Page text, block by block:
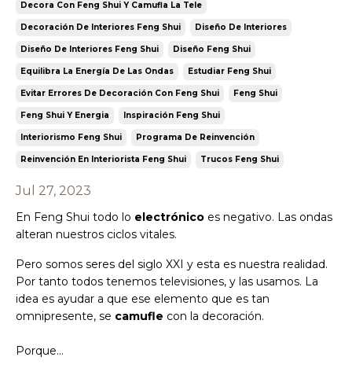
Decora Con Feng Shui Y Camufla La Tele
Decoración De Interiores Feng Shui Diseño De Interiores
Diseño De Interiores Feng Shui Diseño Feng Shui
Equilibra La Energía De Las Ondas Estudiar Feng Shui
Evitar Errores De Decoración Con Feng Shui Feng Shui
Feng Shui Y Energia Inspiración Feng Shui
Interiorismo Feng Shui Programa De Reinvención
Reinvención En Interiorista Feng Shui Trucos Feng Shui
Jul 27, 2023
En Feng Shui todo lo electrónico es negativo. Las ondas
alteran nuestros ciclos vitales.
Pero somos seres del siglo XXI y esta es nuestra realidad.
Por tanto todos tenemos televisiones, y las usamos. La
idea es ayudar a que ese elemento que es tan
omnipresente, se camufle con la decoración.
Porque...